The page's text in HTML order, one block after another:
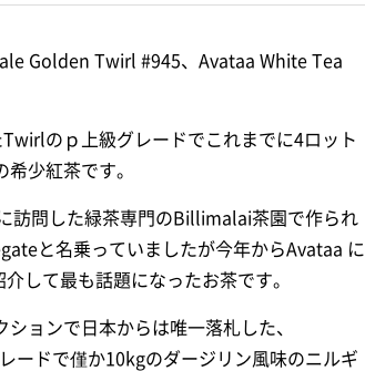
Golden Twirl #945、Avataa White Tea
のｐ上級グレードでこれまでに4ロット
少紅茶です。
訪問した緑茶専門のBillimalai茶園で作られ
と名乗っていましたが今年からAvataa に
して最も話題になったお茶です。
ョンで日本からは唯一落札した、
ドで僅か10kgのダージリン風味のニルギ